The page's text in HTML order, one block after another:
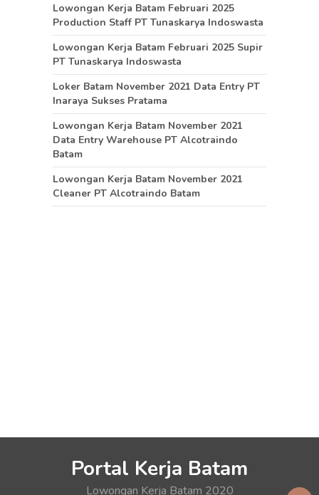
Lowongan Kerja Batam Februari 2025
Production Staff PT Tunaskarya Indoswasta
Lowongan Kerja Batam Februari 2025 Supir
PT Tunaskarya Indoswasta
Loker Batam November 2021 Data Entry PT
Inaraya Sukses Pratama
Lowongan Kerja Batam November 2021
Data Entry Warehouse PT Alcotraindo
Batam
Lowongan Kerja Batam November 2021
Cleaner PT Alcotraindo Batam
Portal Kerja Batam
Lowongan Kerja Batam 2020